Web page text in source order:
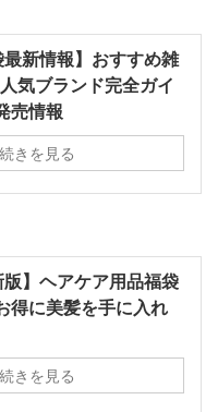
最新情報】おすすめ雑
気ブランド完全ガイ
売情報
続きを見る
版】ヘアケア用品福袋
得に美髪を手に入れ
続きを見る